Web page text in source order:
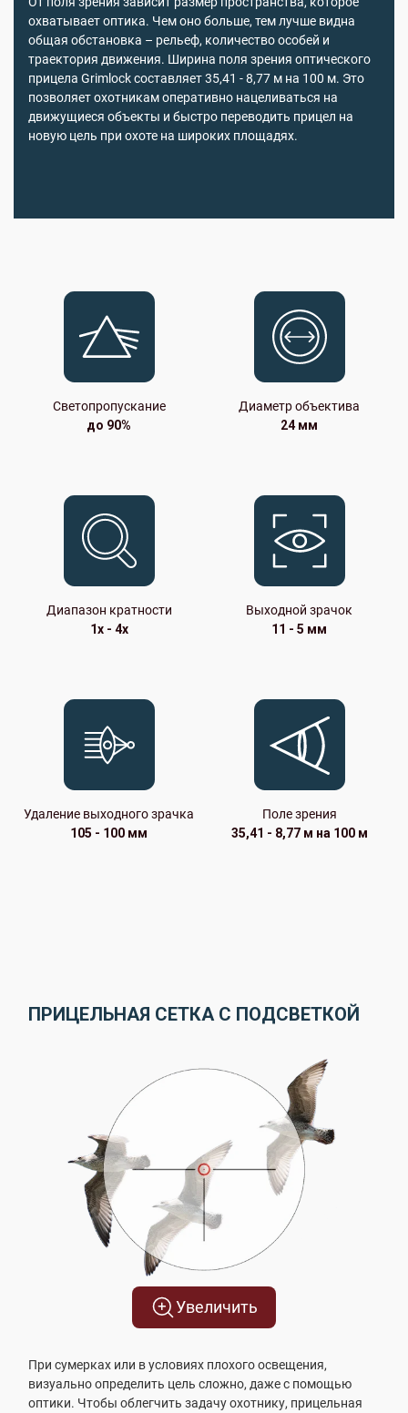
охватывает оптика. Чем оно больше, тем лучше видна
общая обстановка – рельеф, количество особей и
траектория движения. Ширина поля зрения оптического
прицела Grimlock составляет 35,41 - 8,77 м на 100 м. Это
позволяет охотникам оперативно нацеливаться на
движущиеся объекты и быстро переводить прицел на
новую цель при охоте на широких площадях.
Светопропускание
до 90%
Диаметр объектива
24 мм
Диапазон кратности
1x - 4x
Выходной зрачок
11 - 5 мм
Удаление выходного зрачка
105 - 100 мм
Поле зрения
35,41 - 8,77 м на 100 м
Увеличить
ПРИЦЕЛЬНАЯ СЕТКА С ПОДСВЕТКОЙ
При сумерках или в условиях плохого освещения,
визуально определить цель сложно, даже с помощью
оптики. Чтобы облегчить задачу охотнику, прицельная